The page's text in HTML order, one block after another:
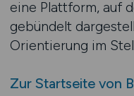
eine Plattform, auf
gebündelt
Orientierung im
Zur Startseite von